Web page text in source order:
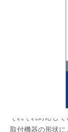
ゲーミングモニ
細くて取り回し
狭い場所でも扱
HDMIリンク機能
本製品の対応す
それぞれ対応し
取付機器の形状